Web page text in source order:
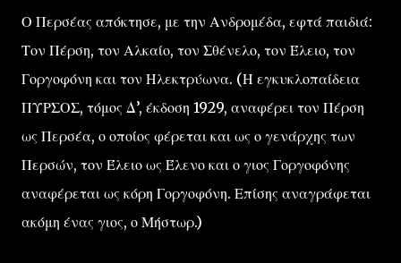
Ο Περσέας απόκτησε, με την Ανδρομέδα, εφτά παιδιά:
Τον Πέρση, τον Αλκαίο, τον Σθένελο, τον Έλειο, τον
Γοργοφόνη και τον Ηλεκτρύωνα. (Η εγκυκλοπαίδεια
ΠΥΡΣΟΣ, τόμος Δ’, έκδοση 1929, αναφέρει τον Πέρση
ως Περσέα, ο οποίος φέρεται και ως ο γενάρχης των
Περσών, τον Έλειο ως Έλενο και ο γιος Γοργοφόνης
αναφέρεται ως κόρη Γοργοφόνη. Επίσης αναγράφεται
ακόμη ένας γιος, ο Μήστωρ.)